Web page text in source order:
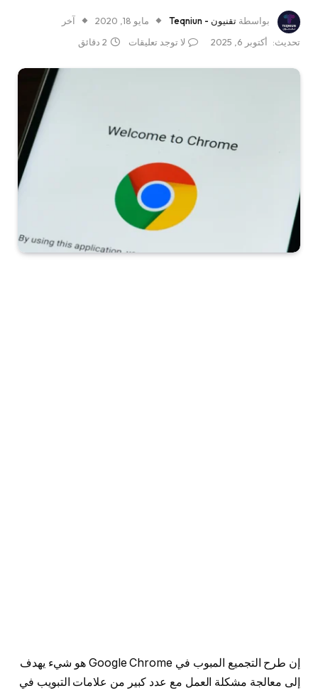
بواسطة تقنيون - Teqniun مايو 18, 2020
آخر
تحديث:
أكتوبر 6, 2025 لا توجد تعليقات 2 دقائق
إن طرح التجميع المبوب في Google Chrome هو شيء يهدف
إلى معالجة مشكلة العمل مع عدد كبير من علامات التبويب في